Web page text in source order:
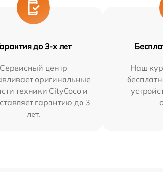
до 3-х лет
Сервисный центр
оригинальные
техники CityCoco и
гарантию до 3
лет.
Наш